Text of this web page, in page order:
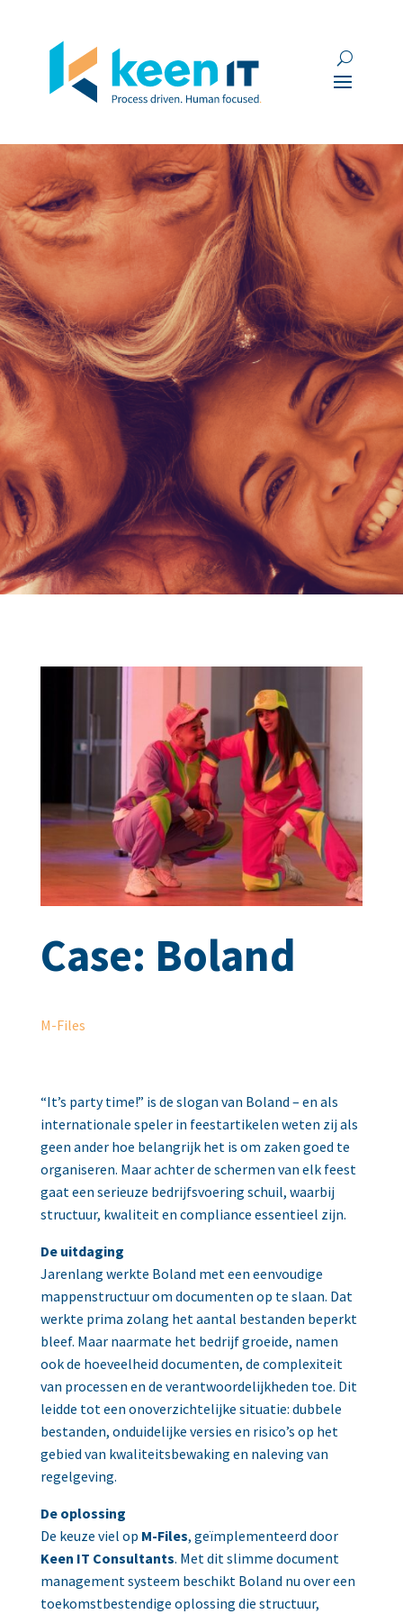
Case: Boland
M-Files
“It’s party time!” is de slogan van Boland – en als
internationale speler in feestartikelen weten zij als
geen ander hoe belangrijk het is om zaken goed te
organiseren. Maar achter de schermen van elk feest
gaat een serieuze bedrijfsvoering schuil, waarbij
structuur, kwaliteit en compliance essentieel zijn.
De uitdaging
Jarenlang werkte Boland met een eenvoudige
mappenstructuur om documenten op te slaan. Dat
werkte prima zolang het aantal bestanden beperkt
bleef. Maar naarmate het bedrijf groeide, namen
ook de hoeveelheid documenten, de complexiteit
van processen en de verantwoordelijkheden toe. Dit
leidde tot een onoverzichtelijke situatie: dubbele
bestanden, onduidelijke versies en risico’s op het
gebied van kwaliteitsbewaking en naleving van
regelgeving.
De oplossing
De keuze viel op M-Files, geïmplementeerd door
Keen IT Consultants. Met dit slimme document
management systeem beschikt Boland nu over een
toekomstbestendige oplossing die structuur,